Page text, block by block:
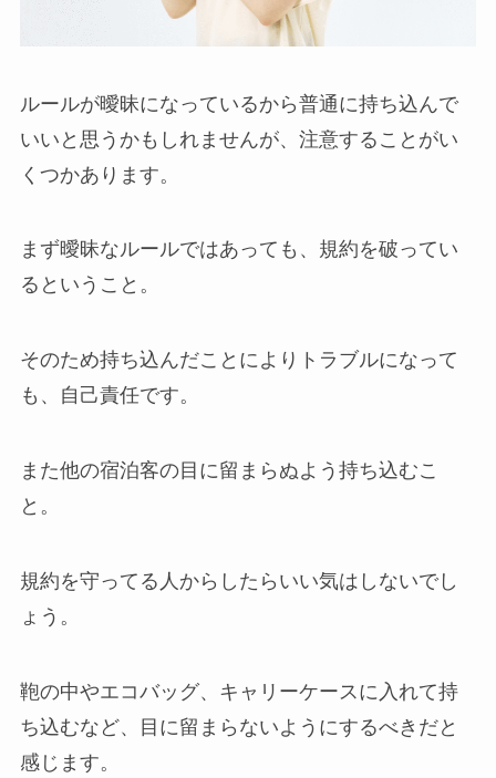
ルールが曖昧になっているから普通に持ち込んで
いいと思うかもしれませんが、注意することがい
くつかあります。
まず曖昧なルールではあっても、規約を破ってい
るということ。
そのため持ち込んだことによりトラブルになって
も、自己責任です。
また他の宿泊客の目に留まらぬよう持ち込むこ
と。
規約を守ってる人からしたらいい気はしないでし
ょう。
鞄の中やエコバッグ、キャリーケースに入れて持
ち込むなど、目に留まらないようにするべきだと
感じます。